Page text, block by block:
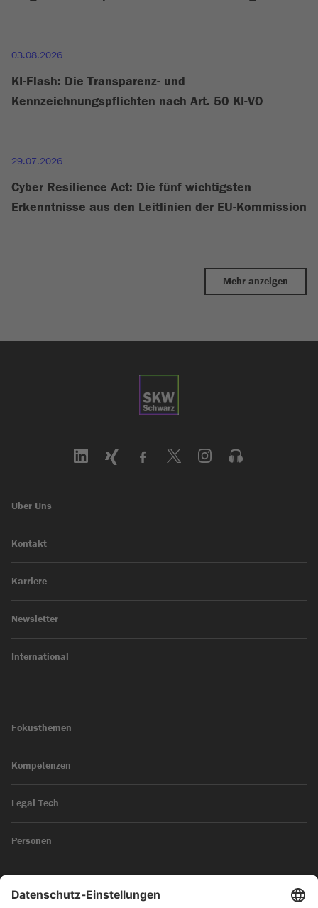
03.08.2026
KI-Flash: Die Transparenz- und
Kennzeichnungspflichten nach Art. 50 KI-VO
29.07.2026
Cyber Resilience Act: Die fünf wichtigsten
Erkenntnisse aus den Leitlinien der EU-Kommission
Mehr anzeigen
Über Uns
Kontakt
Karriere
Newsletter
International
Fokusthemen
Kompetenzen
Legal Tech
Personen
News